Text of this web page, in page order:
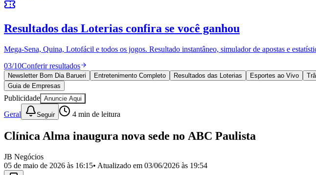
Anuncie no Portal
Cadastrar Empresa
Divulgar Vagas Novo
Publicidade Legal
Política
Eleições
Esportes
Saúde
Segurança
Cultura
Obras
Educação
Bairros de Barueri
Resultados das Loterias confira se você ganhou
Mega-Sena, Quina, Lotofácil e todos os jogos. Resultado instantâneo, simulador de apostas e
03/10Conferir resultados
Newsletter Bom Dia Barueri Entretenimento Completo Resultados das Loterias Esportes ao Vivo
Guia de Empresas
Publicidade Anuncie Aqui
Geral Seguir 4 min de leitura
Clínica Alma inaugura nova sede no ABC Paulista
JB Negócios
05 de maio de 2026 às 16:15• Atualizado em 03/06/2026 às 19:54